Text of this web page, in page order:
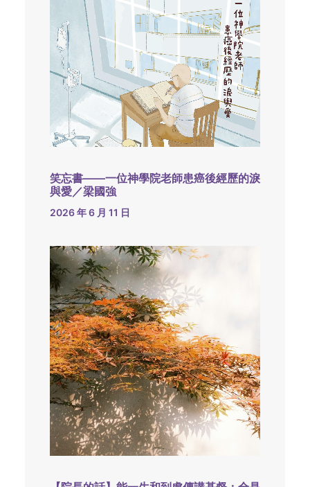
笑忘書——一位神學院老師患癌後經歷的淚
與愛／梁國強
2026 年 6 月 11 日